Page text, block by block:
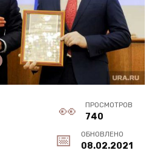
ПРОСМОТРОВ
740
ОБНОВЛЕНО
08.02.2021